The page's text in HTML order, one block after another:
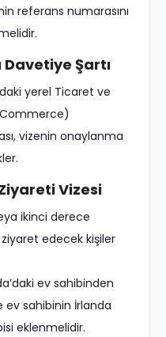
referans numarasını
Davetiye Şartı
yerel Ticaret ve
vizenin onaylanma
Vizesi
ikinci derece
ziyaret edecek kişiler
ev sahibinden
sahibinin İrlanda
eklenmelidir.